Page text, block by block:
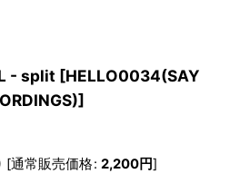
- split [HELLO0034(SAY
]
[通常販売価格: 2,200円]